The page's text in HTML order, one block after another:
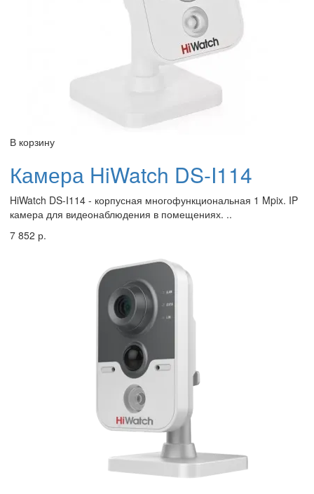
В корзину
Камера HiWatch DS-I114
HiWatch DS-I114 - корпусная многофункциональная 1 Mpix. IP
камера для видеонаблюдения в помещениях. ..
7 852 р.